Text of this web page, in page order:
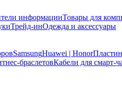
информацииТовары для
Трейд-инОдежда и аксессуары
SamsungHuawei | Honor
браслетовКабели для смарт-